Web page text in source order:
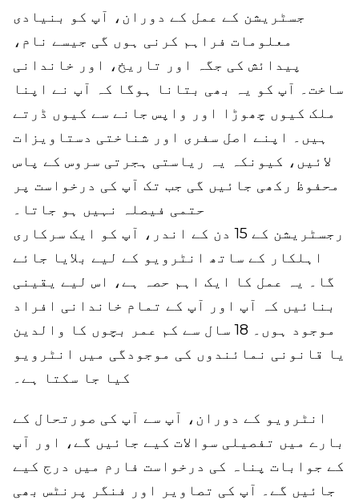
جسٹریشن کے عمل کے دوران، آپ کو بنیادی
معلومات فراہم کرنی ہوں گی جیسے نام،
پیدائش کی جگہ اور تاریخ، اور خاندانی
ساخت۔ آپ کو یہ بھی بتانا ہوگا کہ آپ نے اپنا
ملک کیوں چھوڑا اور واپس جانے سے کیوں ڈرتے
ہیں۔ اپنے اصل سفری اور شناختی دستاویزات
لائیں، کیونکہ یہ ریاستی ہجرتی سروس کے پاس
محفوظ رکھی جائیں گی جب تک آپ کی درخواست پر
حتمی فیصلہ نہیں ہو جاتا۔
رجسٹریشن کے 15 دن کے اندر، آپ کو ایک سرکاری
اہلکار کے ساتھ انٹرویو کے لیے بلایا جائے
گا۔ یہ عمل کا ایک اہم حصہ ہے، اس لیے یقینی
بنائیں کہ آپ اور آپ کے تمام خاندانی افراد
موجود ہوں۔ 18 سال سے کم عمر بچوں کا والدین
یا قانونی نمائندوں کی موجودگی میں انٹرویو
کیا جا سکتا ہے۔
انٹرویو کے دوران، آپ سے آپ کی صورتحال کے
بارے میں تفصیلی سوالات کیے جائیں گے، اور آپ
کے جوابات پناہ کی درخواست فارم میں درج کیے
جائیں گے۔ آپ کی تصاویر اور فنگر پرنٹس بھی